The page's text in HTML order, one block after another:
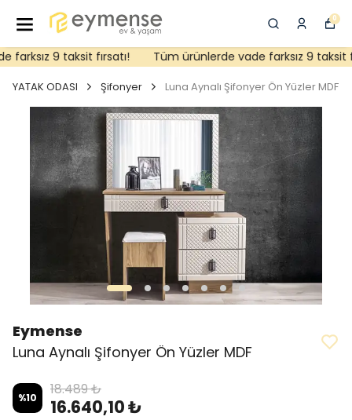
0
9 taksit fırsatı! Tüm ürünlerde vade farksız 9 taksit
YATAK ODASI Şifonyer Luna Aynalı Şifonyer Ön Yüzler MDF
Eymense
Luna Aynalı Şifonyer Ön Yüzler MDF
%10 18.489 ₺
16.640,10 ₺